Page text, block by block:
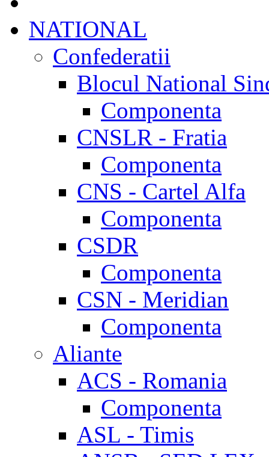
NATIONAL
Confederatii
Blocul National
Componenta
CNSLR - Fratia
Componenta
CNS - Cartel Alfa
Componenta
CSDR
Componenta
CSN - Meridian
Componenta
Aliante
ACS - Romania
Componenta
ASL - Timis